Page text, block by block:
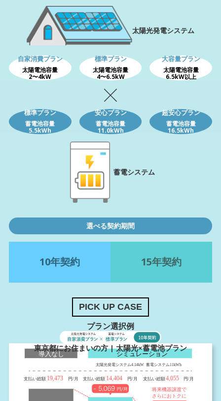
太陽光発電システム
自家消費プラン
太陽電池容量
2〜4kW
標準プラン
太陽電池容量
4〜6.5kW
大容量プラン
太陽電池容量
6.5kW以上
蓄電システム
標準プラン
蓄電池容量
5.5kWh
安心プラン
蓄電池容量
11.0kWh
超安心プラン
蓄電池容量
16.5kWh
選べる契約期間
10年契約 15年契約
PICK UP CASE
プラン選択例
東京都にお住まいの方 | 太陽光×蓄電池プラン